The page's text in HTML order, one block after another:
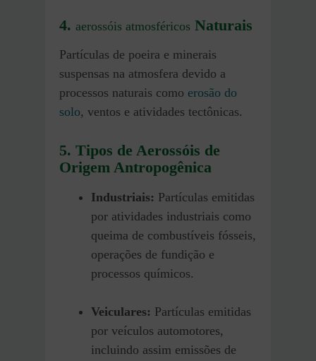
4. aerossóis atmosféricos Naturais
Partículas de poeira e minerais
suspensas na atmosfera devido a
processos naturais como erosão do
solo, ventos e atividades tectônicas.
5. Tipos de Aerossóis de
Origem Antropogênica
Industriais: Partículas emitidas
por atividades industriais como
queima de combustíveis fósseis,
operações de fundição e
processos químicos.
Veiculares: Partículas emitidas
por veículos automotores,
incluindo assim emissões de